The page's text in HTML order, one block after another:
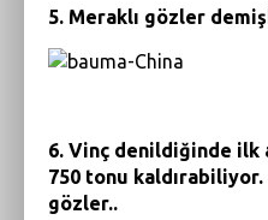
5. Meraklı gözler
6. Vinç denildiğinde ilk
750 tonu
gözler..